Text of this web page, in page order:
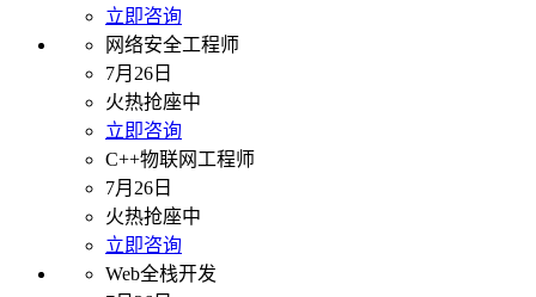
立即咨询
网络安全工程师
7月26日
火热抢座中
立即咨询
C++物联网工程师
7月26日
火热抢座中
立即咨询
Web全栈开发